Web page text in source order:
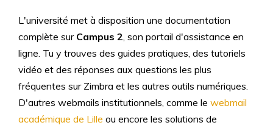
L'université met à disposition une documentation
complète sur Campus 2 , son portail d'assistance en
ligne. Tu y trouves des guides pratiques, des tutoriels
vidéo et des réponses aux questions les plus
fréquentes sur Zimbra et les autres outils numériques.
D'autres webmails institutionnels, comme le webmail
académique de Lille ou encore les solutions de